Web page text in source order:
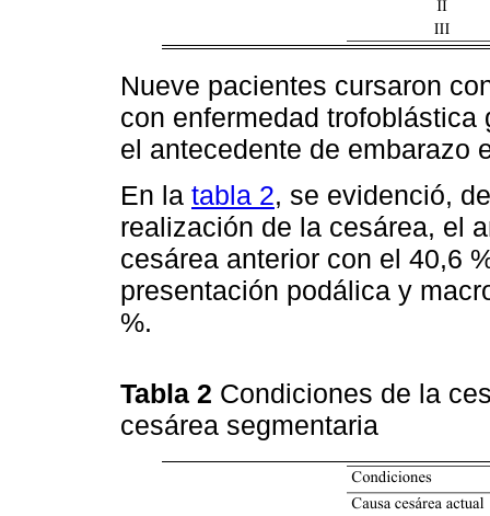
Nueve pacientes cursaron
con enfermedad
el antecedente de embarazo
En la tabla 2, se evidenció,
realización de la cesárea, el
cesárea anterior con el 40,6
presentación podálica y
%.
Tabla 2 Condiciones de la
cesárea segmentaria